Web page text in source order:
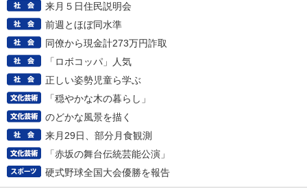
来月５日住民説明会
前週とほぼ同水準
同僚から現金計273万円詐取
「ロボコッパ」人気
正しい姿勢児童ら学ぶ
「穏やかな木の暮らし」
のどかな風景を描く
来月29日、部分月食観測
「赤坂の舞台伝統芸能公演」
硬式野球全国大会優勝を報告